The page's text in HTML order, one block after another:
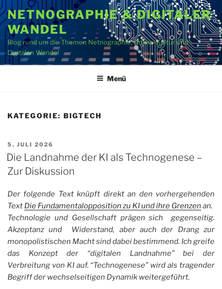
Zum
Inhalt
springen
NETNOGRAPHIE & DIGITALER
WANDEL
Blog rund um die Themen Netnographie, Online-Kultur und
Digitalen Wandel
Menü
KATEGORIE: BIGTECH
VERÖFFENTLICHT
AM
5. JULI 2026
Die Landnahme der KI als Technogenese –
Zur Diskussion
Der folgende Text knüpft direkt an den vorhergehenden
Text Die Fundamentalopposition zu KI und ihre Grenzen an.
Technologie und Gesellschaft prägen sich gegenseitig.
Akzeptanz und Widerstand, aber auch der Drang zur
monopolistischen Macht sind dabei bestimmend. Ich greife
das Konzept der “digitalen Landnahme” bei der
Verbreitung von KI auf. “Technogenese” wird als tragender
Begriff der wechselseitigen Dynamik weitergeführt.